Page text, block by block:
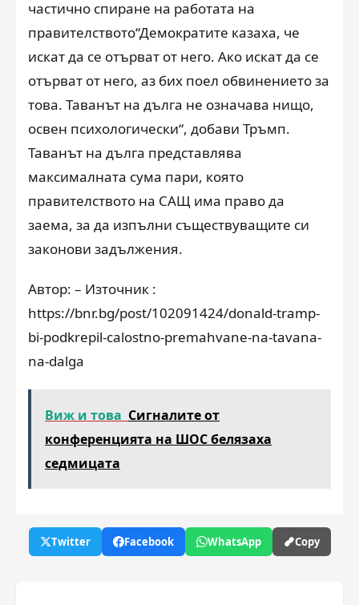
частично спиране на работата на
правителството“Демократите казаха, че
искат да се отърват от него. Ако искат да се
отърват от него, аз бих поел обвинението за
това. Таванът на дълга не означава нищо,
освен психологически“, добави Тръмп.
Таванът на дълга представлява
максималната сума пари, която
правителството на САЩ има право да
заема, за да изпълни съществуващите си
законови задължения.
Автор: – Източник :
https://bnr.bg/post/102091424/donald-tramp-
bi-podkrepil-calostno-premahvane-na-tavana-
na-dalga
Виж и това Сигналите от
конференцията на ШОС белязаха
седмицата
Twitter Facebook WhatsApp Copy